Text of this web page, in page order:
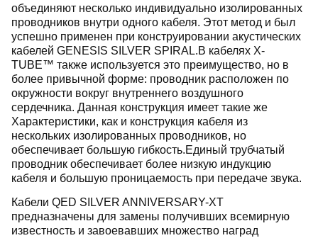
объединяют несколько индивидуально изолированных
проводников внутри одного кабеля. Этот метод и был
успешно применен при конструировании акустических
кабелей GENESIS SILVER SPIRAL.В кабелях X-
TUBE™ также используется это преимущество, но в
более привычной форме: проводник расположен по
окружности вокруг внутреннего воздушного
сердечника. Данная конструкция имеет такие же
Характеристики, как и конструкция кабеля из
нескольких изолированных проводников, но
обеспечивает большую гибкость.Единый трубчатый
проводник обеспечивает более низкую индукцию
кабеля и большую проницаемость при передаче звука.
Кабели QED SILVER ANNIVERSARY-XT
предназначены для замены получивших всемирную
известность и завоевавших множество наград